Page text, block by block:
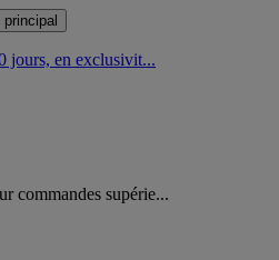
jours, en exclusivit...
commandes supérie...